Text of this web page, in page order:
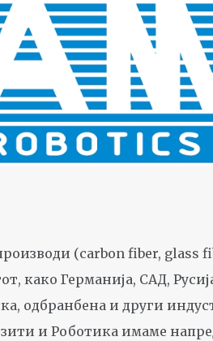
(carbon fiber, glass
како Германија, САД,
одбранбена и други
и Роботика имаме